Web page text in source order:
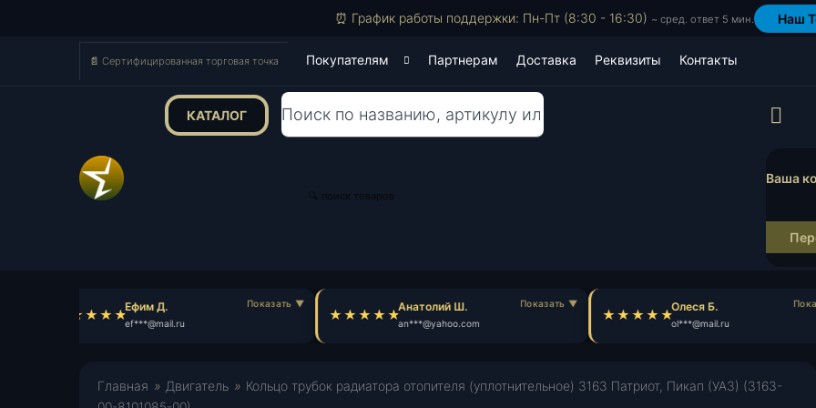
⏰ График работы поддержки: Пн-Пт (8:30 - 16:30) ~ сред. ответ 5 мин. Наш
📄 Сертифицированная торговая точка Покупателям Партнерам Доставка Реквизиты Контакты
КАТАЛОГ Поиск
🔍 поиск товаров
Ваша
Ефим Д.
ef***@mail.ru
Анатолий Ш.
an***@yahoo.com
Олеся Б.
ol***@mail.ru
Главная » Двигатель » Кольцо трубок радиатора отопителя (уплотнительное) 3163 Патриот, Пикап (УАЗ) (3163-